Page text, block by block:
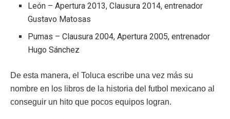
León – Apertura 2013, Clausura 2014, entrenador
Gustavo Matosas
Pumas – Clausura 2004, Apertura 2005, entrenador
Hugo Sánchez
De esta manera, el Toluca escribe una vez más su
nombre en los libros de la historia del futbol mexicano al
conseguir un hito que pocos equipos logran.